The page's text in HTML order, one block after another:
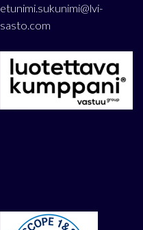
etunimi.sukunimi@lvi-
sasto.com